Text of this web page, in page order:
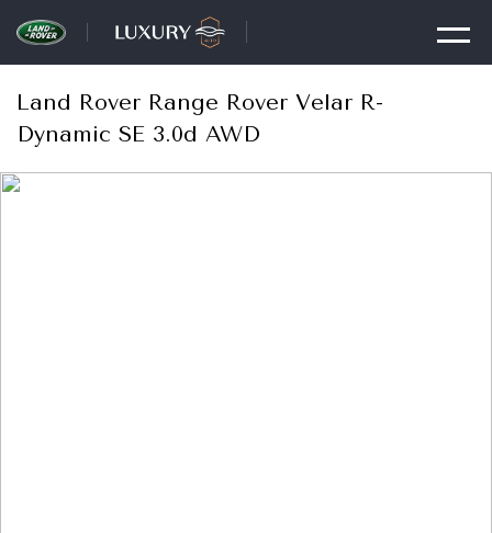
Land Rover Range Rover Velar R-
Dynamic SE 3.0d AWD